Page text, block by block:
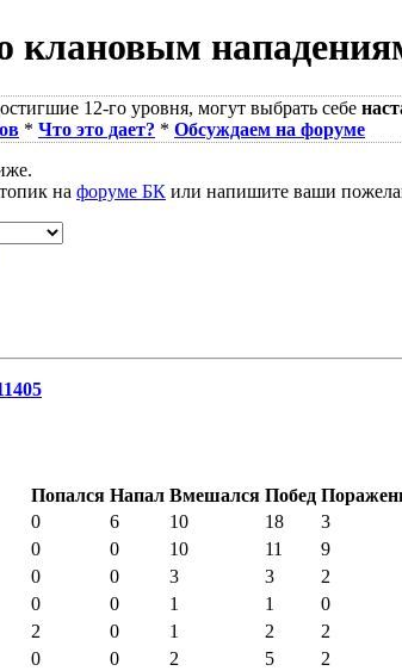
клановым
12-го уровня, могут выбрать себе
* Что это дает? * Обсуждаем на форуме
на форуме БК или напишите ваши
Попался Напал Вмешался Побед
0 6 10 18 3
0 0 10 11 9
0 0 3 3 2
0 0 1 1 0
2 0 1 2 2
0 0 2 5 2